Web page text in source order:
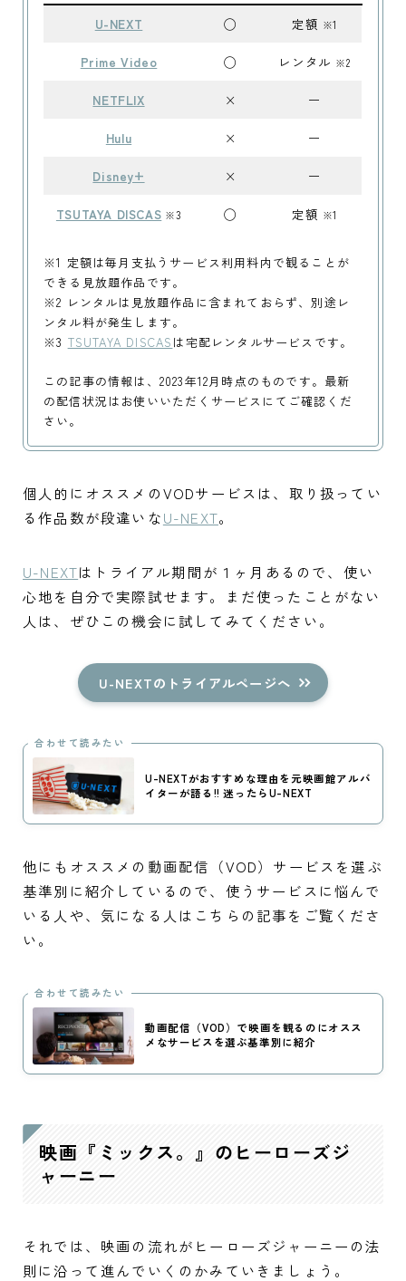
U-NEXT ◯ 定額 ※1
Prime Video ◯ レンタル ※2
NETFLIX × ー
Hulu × ー
Disney+ × ー
TSUTAYA DISCAS ※3 ◯ 定額 ※1
※1 定額は毎月支払うサービス利用料内で観ることが
できる見放題作品です。
※2 レンタルは見放題作品に含まれておらず、別途レ
ンタル料が発生します。
※3 TSUTAYA DISCAS は宅配レンタルサービスです。
この記事の情報は、2023年12月時点のものです。最新
の配信状況はお使いいただくサービスにてご確認くだ
さい。
個人的にオススメのVODサービスは、取り扱ってい
る作品数が段違いなU-NEXT。
U-NEXTはトライアル期間が１ヶ月あるので、使い
心地を自分で実際試せます。まだ使ったことがない
人は、ぜひこの機会に試してみてください。
U-NEXTのトライアルページへ
合わせて読みたい
U-NEXTがおすすめな理由を元映画館アルバ
イターが語る!! 迷ったらU-NEXT
他にもオススメの動画配信（VOD）サービスを選ぶ
基準別に紹介しているので、使うサービスに悩んで
いる人や、気になる人はこちらの記事をご覧くださ
い。
合わせて読みたい
動画配信（VOD）で映画を観るのにオスス
メなサービスを選ぶ基準別に紹介
映画『ミックス。』のヒーローズジ
ャーニー
それでは、映画の流れがヒーローズジャーニーの法
則に沿って進んでいくのかみていきましょう。